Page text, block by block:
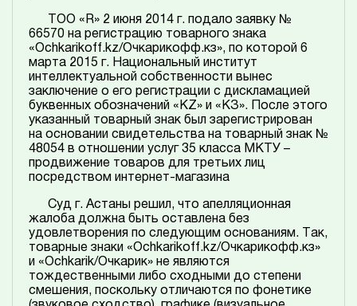
ТОО «R» 2 июня 2014 г. подало заявку №
66570 на регистрацию товарного знака
«Ochkarikoff.kz/Очкарикофф.кз», по которой 6
марта 2015 г. Национальный институт
интеллектуальной собственности вынес
заключение о его регистрации с дискламацией
буквенных обозначений «KZ» и «КЗ». После этого
указанный товарный знак был зарегистрирован
на основании свидетельства на товарный знак №
48054 в отношении услуг 35 класса МКТУ –
продвижение товаров для третьих лиц
посредством интернет-магазина
Суд г. Астаны решил, что апелляционная
жалоба должна быть оставлена без
удовлетворения по следующим основаниям. Так,
товарные знаки «Ochkarikoff.kz/Очкарикофф.кз»
и «Ochkarik/Очкарик» не являются
тождественными либо сходными до степени
смешения, поскольку отличаются по фонетике